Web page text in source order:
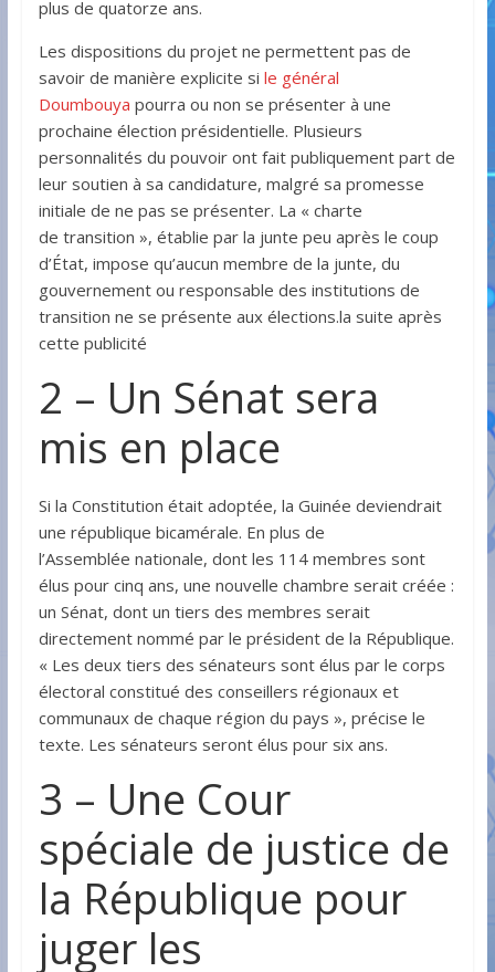
plus de quatorze ans.
Les dispositions du projet ne permettent pas de
savoir de manière explicite si le général
Doumbouya pourra ou non se présenter à une
prochaine élection présidentielle. Plusieurs
personnalités du pouvoir ont fait publiquement part de
leur soutien à sa candidature, malgré sa promesse
initiale de ne pas se présenter. La « charte
de transition », établie par la junte peu après le coup
d’État, impose qu’aucun membre de la junte, du
gouvernement ou responsable des institutions de
transition ne se présente aux élections.la suite après
cette publicité
2 – Un Sénat sera
mis en place
Si la Constitution était adoptée, la Guinée deviendrait
une république bicamérale. En plus de
l’Assemblée nationale, dont les 114 membres sont
élus pour cinq ans, une nouvelle chambre serait créée :
un Sénat, dont un tiers des membres serait
directement nommé par le président de la République.
« Les deux tiers des sénateurs sont élus par le corps
électoral constitué des conseillers régionaux et
communaux de chaque région du pays », précise le
texte. Les sénateurs seront élus pour six ans.
3 – Une Cour
spéciale de justice de
la République pour
juger les